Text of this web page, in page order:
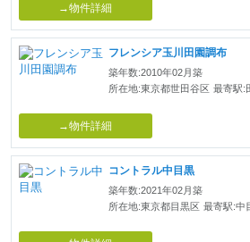
→物件詳細
フレンシア玉川田園調布
築年数:2010年02月築
所在地:東京都世田谷区 最寄駅:
→物件詳細
コントラル中目黒
築年数:2021年02月築
所在地:東京都目黒区 最寄駅:中